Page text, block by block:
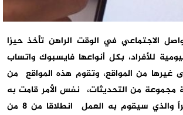
الاجتماعي في الوقت الراهن تأخذ حيزا
للأفراد، بكل أنواعها فايسبوك واتساب
غيرها من المواقع، وتقوم هذه المواقع من
مجموعة من التحديثات، نفس الأمر قامت به
شركة واتساب مؤخراً والذي سيقوم به العمل انطلاقا من 8 من